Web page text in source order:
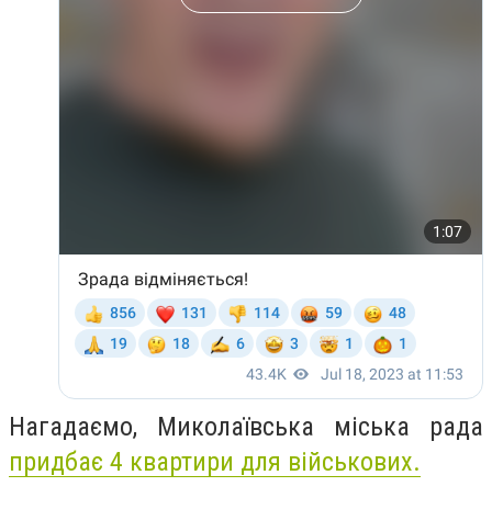
Нагадаємо, Миколаївська міська рада
придбає 4 квартири для військових.